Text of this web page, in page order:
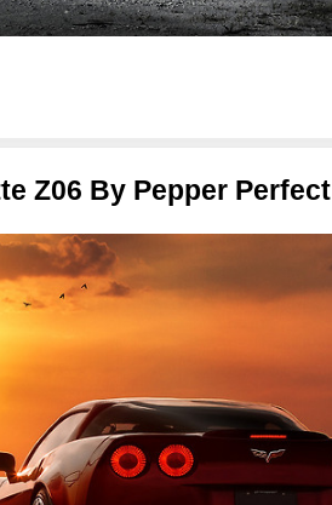
Z06 By Pepper Perfect